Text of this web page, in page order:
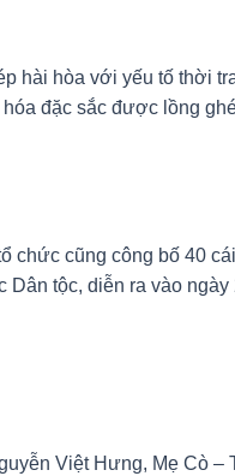
hài hòa với yếu tố thời
đặc sắc được lồng
chức cũng công bố 40
tộc, diễn ra vào
Việt Hưng, Mẹ Cò –